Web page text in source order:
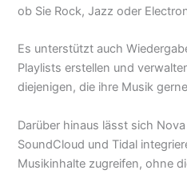
ob Sie Rock, Jazz oder
Es unterstützt auch
Playlists erstellen und
diejenigen, die ihre Musik
Darüber hinaus lässt sich
SoundCloud und Tidal
Musikinhalte zugreifen, ohne